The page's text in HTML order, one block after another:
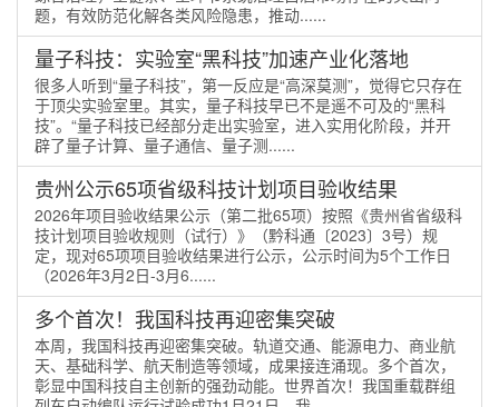
题，有效防范化解各类风险隐患，推动......
量子科技：实验室“黑科技”加速产业化落地
很多人听到“量子科技”，第一反应是“高深莫测”，觉得它只存在
于顶尖实验室里。其实，量子科技早已不是遥不可及的“黑科
技”。“量子科技已经部分走出实验室，进入实用化阶段，并开
辟了量子计算、量子通信、量子测......
贵州公示65项省级科技计划项目验收结果
2026年项目验收结果公示（第二批65项）按照《贵州省省级科
技计划项目验收规则（试行）》（黔科通〔2023〕3号）规
定，现对65项项目验收结果进行公示，公示时间为5个工作日
（2026年3月2日-3月6......
多个首次！我国科技再迎密集突破
本周，我国科技再迎密集突破。轨道交通、能源电力、商业航
天、基础科学、航天制造等领域，成果接连涌现。多个首次，
彰显中国科技自主创新的强劲动能。世界首次！我国重载群组